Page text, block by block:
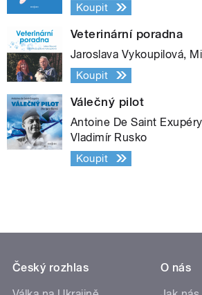
Koupit
Veterinární poradna
Jaroslava Vykoupilová,
Koupit
Válečný pilot
Antoine De Saint
Vladimír Rusko
Koupit
Český rozhlas
O nás